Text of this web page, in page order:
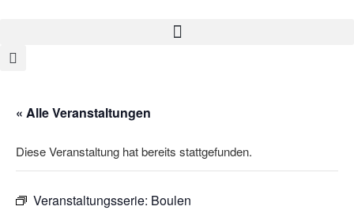
« Alle Veranstaltungen
Diese Veranstaltung hat bereits stattgefunden.
Veranstaltungsserie: Boulen